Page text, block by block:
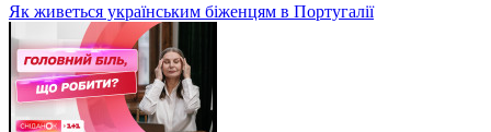
Як живеться українським біженцям в Португалії